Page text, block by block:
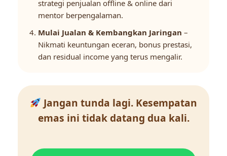
strategi penjualan offline & online dari
mentor berpengalaman.
Mulai Jualan & Kembangkan Jaringan –
Nikmati keuntungan eceran, bonus prestasi,
dan residual income yang terus mengalir.
Jangan tunda lagi. Kesempatan
emas ini tidak datang dua kali.